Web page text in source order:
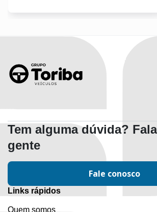
Tem alguma dúvida?
gente
Fale conosco
Links rápidos
Quem somos